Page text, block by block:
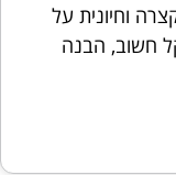
וחיונית על
חשוב, הבנה